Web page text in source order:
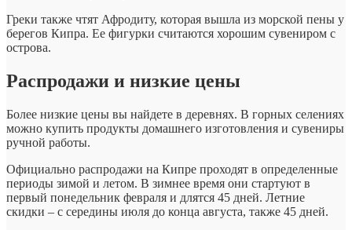
Греки также чтят Афродиту, которая вышла из морской пены у
берегов Кипра. Ее фигурки считаются хорошим сувениром с
острова.
Распродажи и низкие цены
Более низкие цены вы найдете в деревнях. В горных селениях
можно купить продукты домашнего изготовления и сувениры
ручной работы.
Официально распродажи на Кипре проходят в определенные
периоды зимой и летом. В зимнее время они стартуют в
первый понедельник февраля и длятся 45 дней. Летние
скидки – с середины июля до конца августа, также 45 дней.